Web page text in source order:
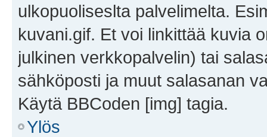
ulkopuoliseslta palvelimelta.
kuvani.gif. Et voi linkittää kuvia
julkinen verkkopalvelin) tai
sähköposti ja muut salasanan
Käytä BBCoden [img] tagia.
Ylös